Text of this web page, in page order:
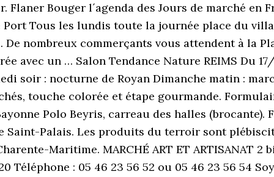
Bouger l´agenda des Jours de marché en
Tous les lundis toute la journée place du
nombreux commerçants vous attendent à la
avec un … Salon Tendance Nature REIMS Du
soir : nocturne de Royan Dimanche matin :
touche colorée et étape gourmande.
Polo Beyris, carreau des halles
Saint-Palais. Les produits du terroir sont
Maritime. MARCHÉ ART ET ARTISANAT 2
Téléphone : 05 46 23 56 52 ou 05 46 23 56 54